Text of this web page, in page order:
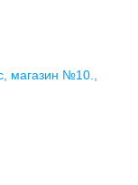
магазин №10.,